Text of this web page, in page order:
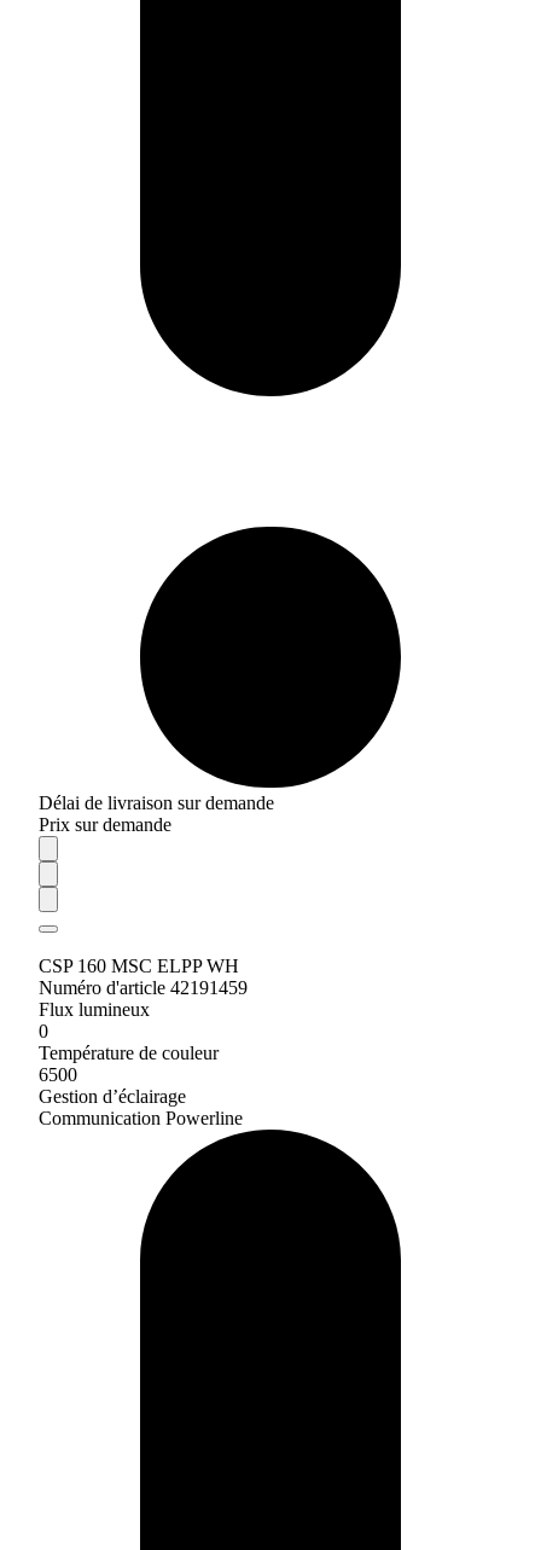
Délai de livraison sur demande
Prix sur demande
CSP 160 MSC ELPP WH
Numéro d'article 42191459
Flux lumineux
0
Température de couleur
6500
Gestion d’éclairage
Communication Powerline